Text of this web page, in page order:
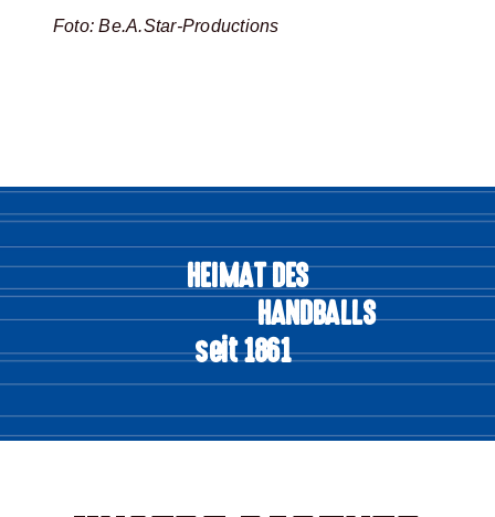
Foto: Be.A.Star-Productions
HEIMAT DES
HANDBALLS
seit 1861